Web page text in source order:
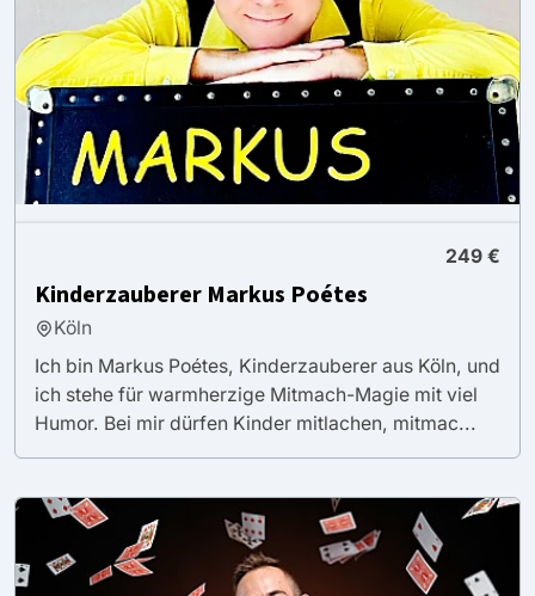
249 €
Kinderzauberer Markus Poétes
Köln
Ich bin Markus Poétes, Kinderzauberer aus Köln, und
ich stehe für warmherzige Mitmach-Magie mit viel
Humor. Bei mir dürfen Kinder mitlachen, mitmac...